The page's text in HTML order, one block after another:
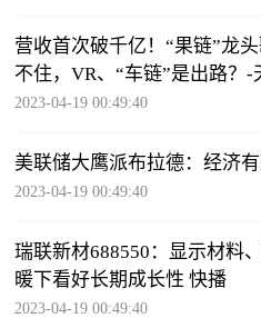
营收首次破千亿！“果链”龙
不住，VR、“车链”是出路？-
2023-04-19 00:49:40
美联储大鹰派布拉德：经济
2023-04-19 00:49:40
瑞联新材688550：显示材料
暖下看好长期成长性 快播
2023-04-19 00:49:40